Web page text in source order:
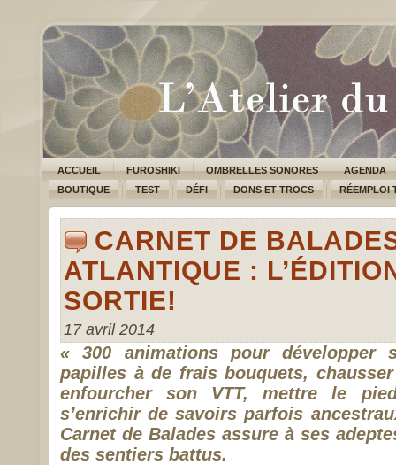
ACCUEIL FUROSHIKI OMBRELLES SONORES
AGENDA
BOUTIQUE
TEST DÉFI DONS ET TROCS RÉEMPLOI
CARNET DE
ATLANTIQUE :
SORTIE!
17 avril 2014
« 300 animations pour développer
papilles à de frais bouquets,
enfourcher son VTT, mettre le
s’enrichir de savoirs parfois
Carnet de Balades assure à ses
des sentiers battus.